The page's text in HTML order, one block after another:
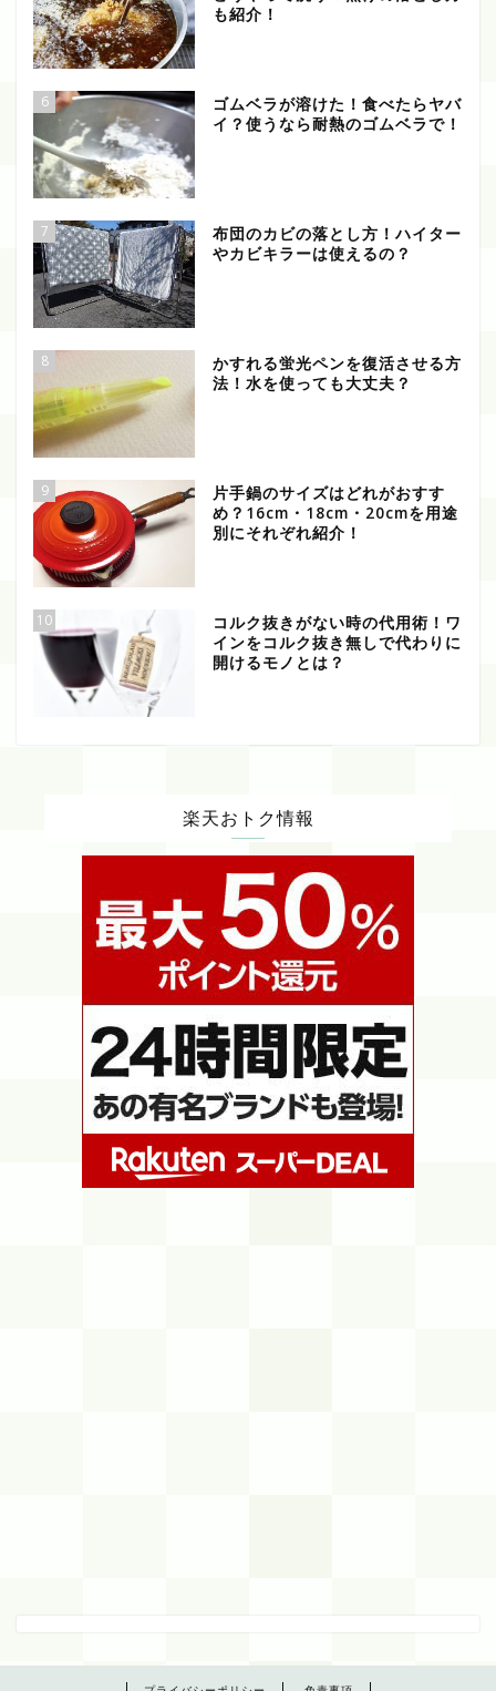
も紹介！
6
ゴムベラが溶けた！食べたらヤバ
イ？使うなら耐熱のゴムベラで！
7
布団のカビの落とし方！ハイター
やカビキラーは使えるの？
8
かすれる蛍光ペンを復活させる方
法！水を使っても大丈夫？
9
片手鍋のサイズはどれがおすす
め？16cm・18cm・20cmを用途
別にそれぞれ紹介！
10
コルク抜きがない時の代用術！ワ
インをコルク抜き無しで代わりに
開けるモノとは？
楽天おトク情報